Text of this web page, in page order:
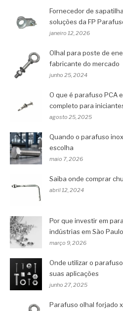
Fornecedor de
soluções da FP
janeiro 12, 2026
Olhal para poste de
fabricante do mercado
junho 25, 2024
O que é parafuso PCA
completo para
agosto 25, 2025
Quando o parafuso
escolha
maio 7, 2026
Saiba onde comprar
abril 12, 2024
Por que investir em
indústrias em São Paulo
março 9, 2026
Onde utilizar o
suas aplicações
junho 27, 2025
Parafuso olhal forjado